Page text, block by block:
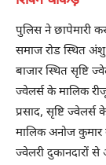
पुलिस ने छापेमारी
समाज रोड स्थित
बाजार स्थित सृष्टि
ज्वेलर्स के मालिक
प्रसाद, सृष्टि
मालिक अनोज कुमार
ज्वेलरी दुकानदारों